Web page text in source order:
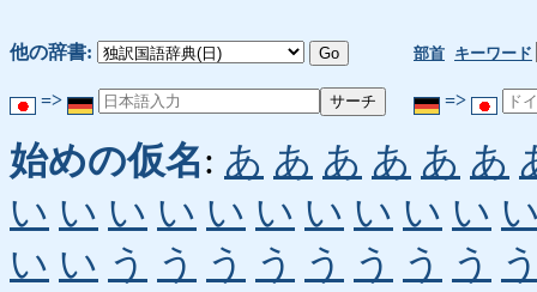
他の辞書: 部首 キーワード
=> =>
始めの仮名: あ あ あ あ あ あ
い い い い い い い い い い
い い う う う う う う う う